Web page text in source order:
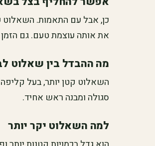
כן, אבל עם התאמות. השאלוט
את אותה עוצמת טעם. גם
מה ההבדל בין שאלוט
השאלוט קטן יותר, בעל
סגולה ומבנה ראש אחיד.
למה השאלוט יקר יותר